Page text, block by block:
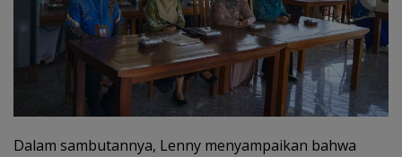
Dalam sambutannya, Lenny menyampaikan bahwa